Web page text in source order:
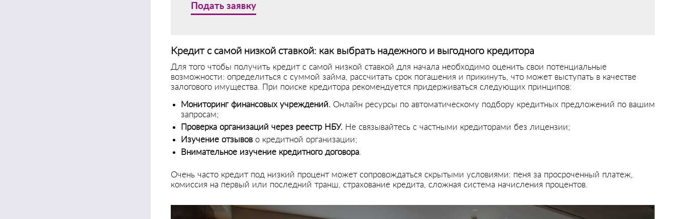
Подать заявку
Кредит с самой низкой ставкой: как выбрать надежного и выгодного кредитора
Для того чтобы получить кредит с самой низкой ставкой для начала необходимо оценить свои потенциальные
возможности: определиться с суммой займа, рассчитать срок погашения и прикинуть, что может выступать в качестве
залогового имущества. При поиске кредитора рекомендуется придерживаться следующих принципов:
Мониторинг финансовых учреждений. Онлайн ресурсы по автоматическому подбору кредитных предложений по вашим
запросам;
Проверка организаций через реестр НБУ. Не связывайтесь с частными кредиторами без лицензии;
Изучение отзывово кредитной организации;
Внимательное изучение кредитного договора
Очень часто кредит под низкий процент может сопровождаться скрытыми условиями: пеня за просроченный платеж,
комиссия на первый или последний транш, страхование кредита, сложная система начисления процентов.